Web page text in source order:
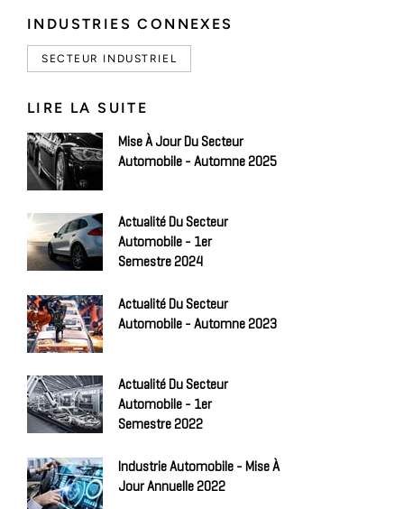
INDUSTRIES CONNEXES
SECTEUR INDUSTRIEL
LIRE LA SUITE
Mise À Jour Du Secteur
Automobile - Automne 2025
Actualité Du Secteur
Automobile - 1er
Semestre 2024
Actualité Du Secteur
Automobile - Automne 2023
Actualité Du Secteur
Automobile - 1er
Semestre 2022
Industrie Automobile - Mise À
Jour Annuelle 2022